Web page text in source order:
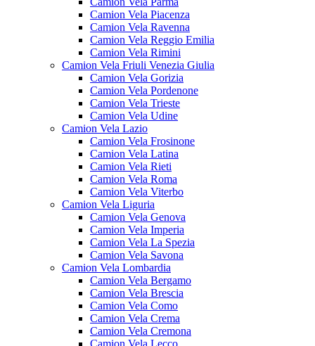
Camion Vela Piacenza
Camion Vela Ravenna
Camion Vela Reggio Emilia
Camion Vela Rimini
Camion Vela Friuli Venezia Giulia
Camion Vela Gorizia
Camion Vela Pordenone
Camion Vela Trieste
Camion Vela Udine
Camion Vela Lazio
Camion Vela Frosinone
Camion Vela Latina
Camion Vela Rieti
Camion Vela Roma
Camion Vela Viterbo
Camion Vela Liguria
Camion Vela Genova
Camion Vela Imperia
Camion Vela La Spezia
Camion Vela Savona
Camion Vela Lombardia
Camion Vela Bergamo
Camion Vela Brescia
Camion Vela Como
Camion Vela Crema
Camion Vela Cremona